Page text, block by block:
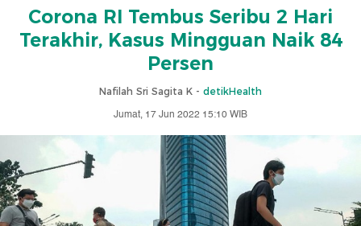
Corona RI Tembus Seribu 2 Hari
Terakhir, Kasus Mingguan Naik 84
Persen
Nafilah Sri Sagita K - detikHealth
Jumat, 17 Jun 2022 15:10 WIB